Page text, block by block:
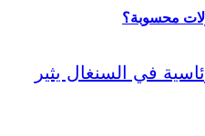
محسوبة؟